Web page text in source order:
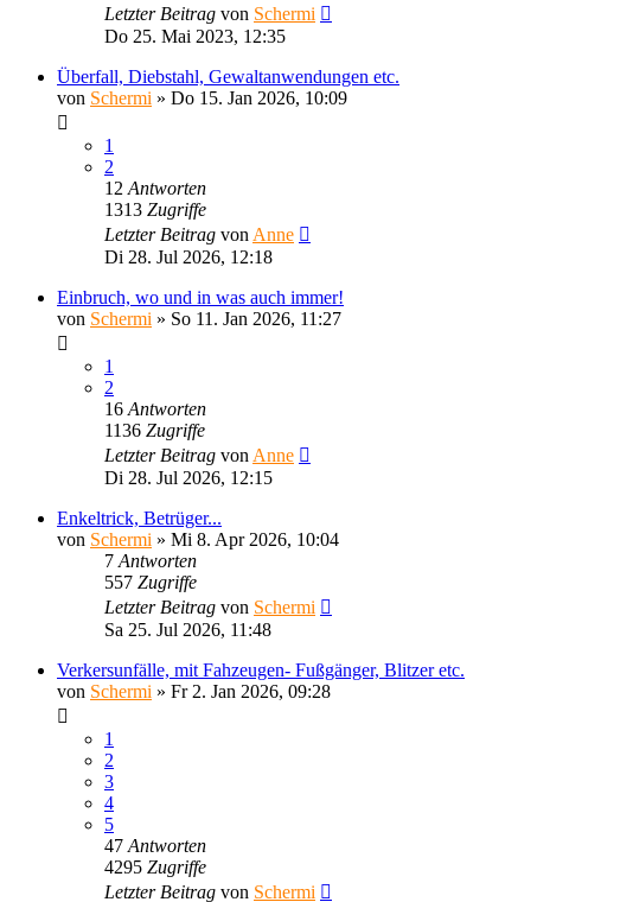
Letzter Beitrag von Schermi
Do 25. Mai 2023, 12:35
Überfall, Diebstahl, Gewaltanwendungen etc.
von Schermi » Do 15. Jan 2026, 10:09
1
2
12 Antworten
1313 Zugriffe
Letzter Beitrag von Anne
Di 28. Jul 2026, 12:18
Einbruch, wo und in was auch immer!
von Schermi » So 11. Jan 2026, 11:27
1
2
16 Antworten
1136 Zugriffe
Letzter Beitrag von Anne
Di 28. Jul 2026, 12:15
Enkeltrick, Betrüger...
von Schermi » Mi 8. Apr 2026, 10:04
7 Antworten
557 Zugriffe
Letzter Beitrag von Schermi
Sa 25. Jul 2026, 11:48
Verkersunfälle, mit Fahzeugen- Fußgänger, Blitzer etc.
von Schermi » Fr 2. Jan 2026, 09:28
1
2
3
4
5
47 Antworten
4295 Zugriffe
Letzter Beitrag von Schermi